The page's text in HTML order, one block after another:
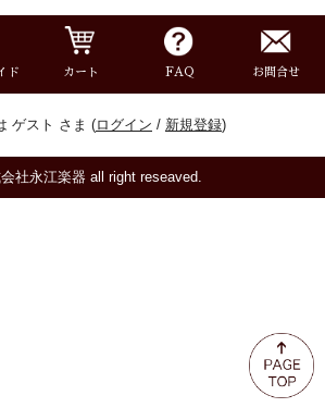
ド カート FAQ お問合せ
ゲスト さま (ログイン / 新規登録)
社永江楽器 all right reseaved.
ロノーム